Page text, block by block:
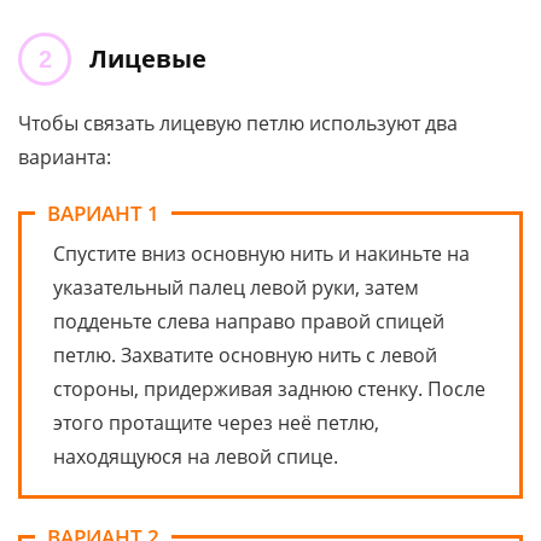
Лицевые
Чтобы связать лицевую петлю используют два
варианта:
ВАРИАНТ 1
Спустите вниз основную нить и накиньте на
указательный палец левой руки, затем
подденьте слева направо правой спицей
петлю. Захватите основную нить с левой
стороны, придерживая заднюю стенку. После
этого протащите через неё петлю,
находящуюся на левой спице.